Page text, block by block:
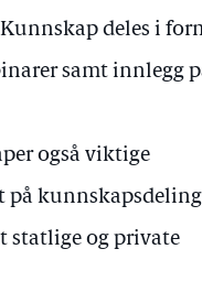
deles i
samt innlegg
også viktige
på
statlige og private